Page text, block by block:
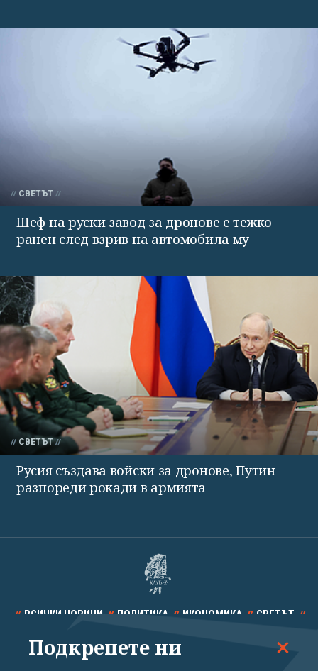
СВЕТЪТ
Шеф на руски завод за дронове е тежко
ранен след взрив на автомобила му
СВЕТЪТ
Русия създава войски за дронове, Путин
разпореди рокади в армията
ВСИЧКИ НОВИНИ ПОЛИТИКА ИКОНОМИКА СВЕТЪТ
СПОРТ КУЛТУРА ТЕХНОЛОГИИ КАЛЕЙДОСКОП
Подкрепете ни